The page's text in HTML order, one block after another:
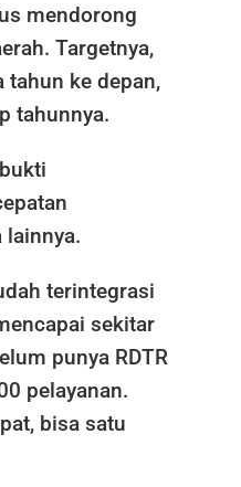
mendorong
Targetnya,
tahun ke depan,
tahunnya.
lainnya.
terintegrasi
sekitar
punya RDTR
pelayanan.
bisa satu